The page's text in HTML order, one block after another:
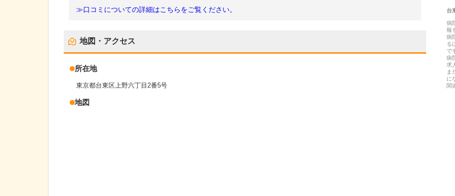
≫口コミについての詳細はこちらをご覧ください。
地図・アクセス
所在地
東京都台東区上野六丁目2番5号
地図
台
病
報
病
る
で
病
求
ま
に
関